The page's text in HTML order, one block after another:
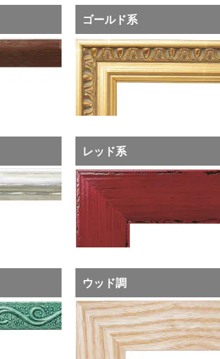
ゴールド系
レッド系
ウッド調